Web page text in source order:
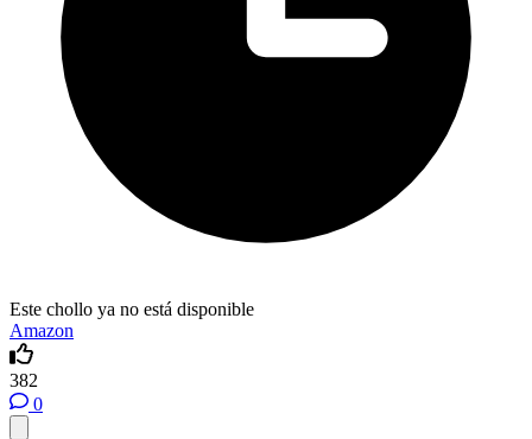
Este chollo ya no está disponible
Amazon
382
0